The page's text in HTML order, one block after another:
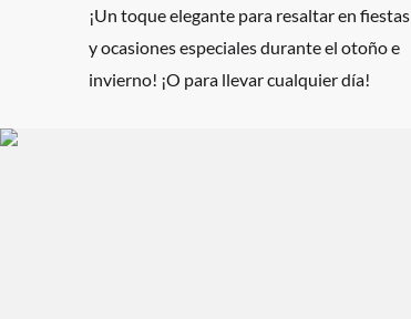
¡Un toque elegante para resaltar en fiestas
y ocasiones especiales durante el otoño e
invierno! ¡O para llevar cualquier día!